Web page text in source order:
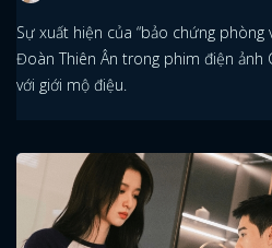
Sự xuất hiện của “bảo chứng phòng
Đoàn Thiên Ân trong phim điện ảnh
với giới mộ điệu.